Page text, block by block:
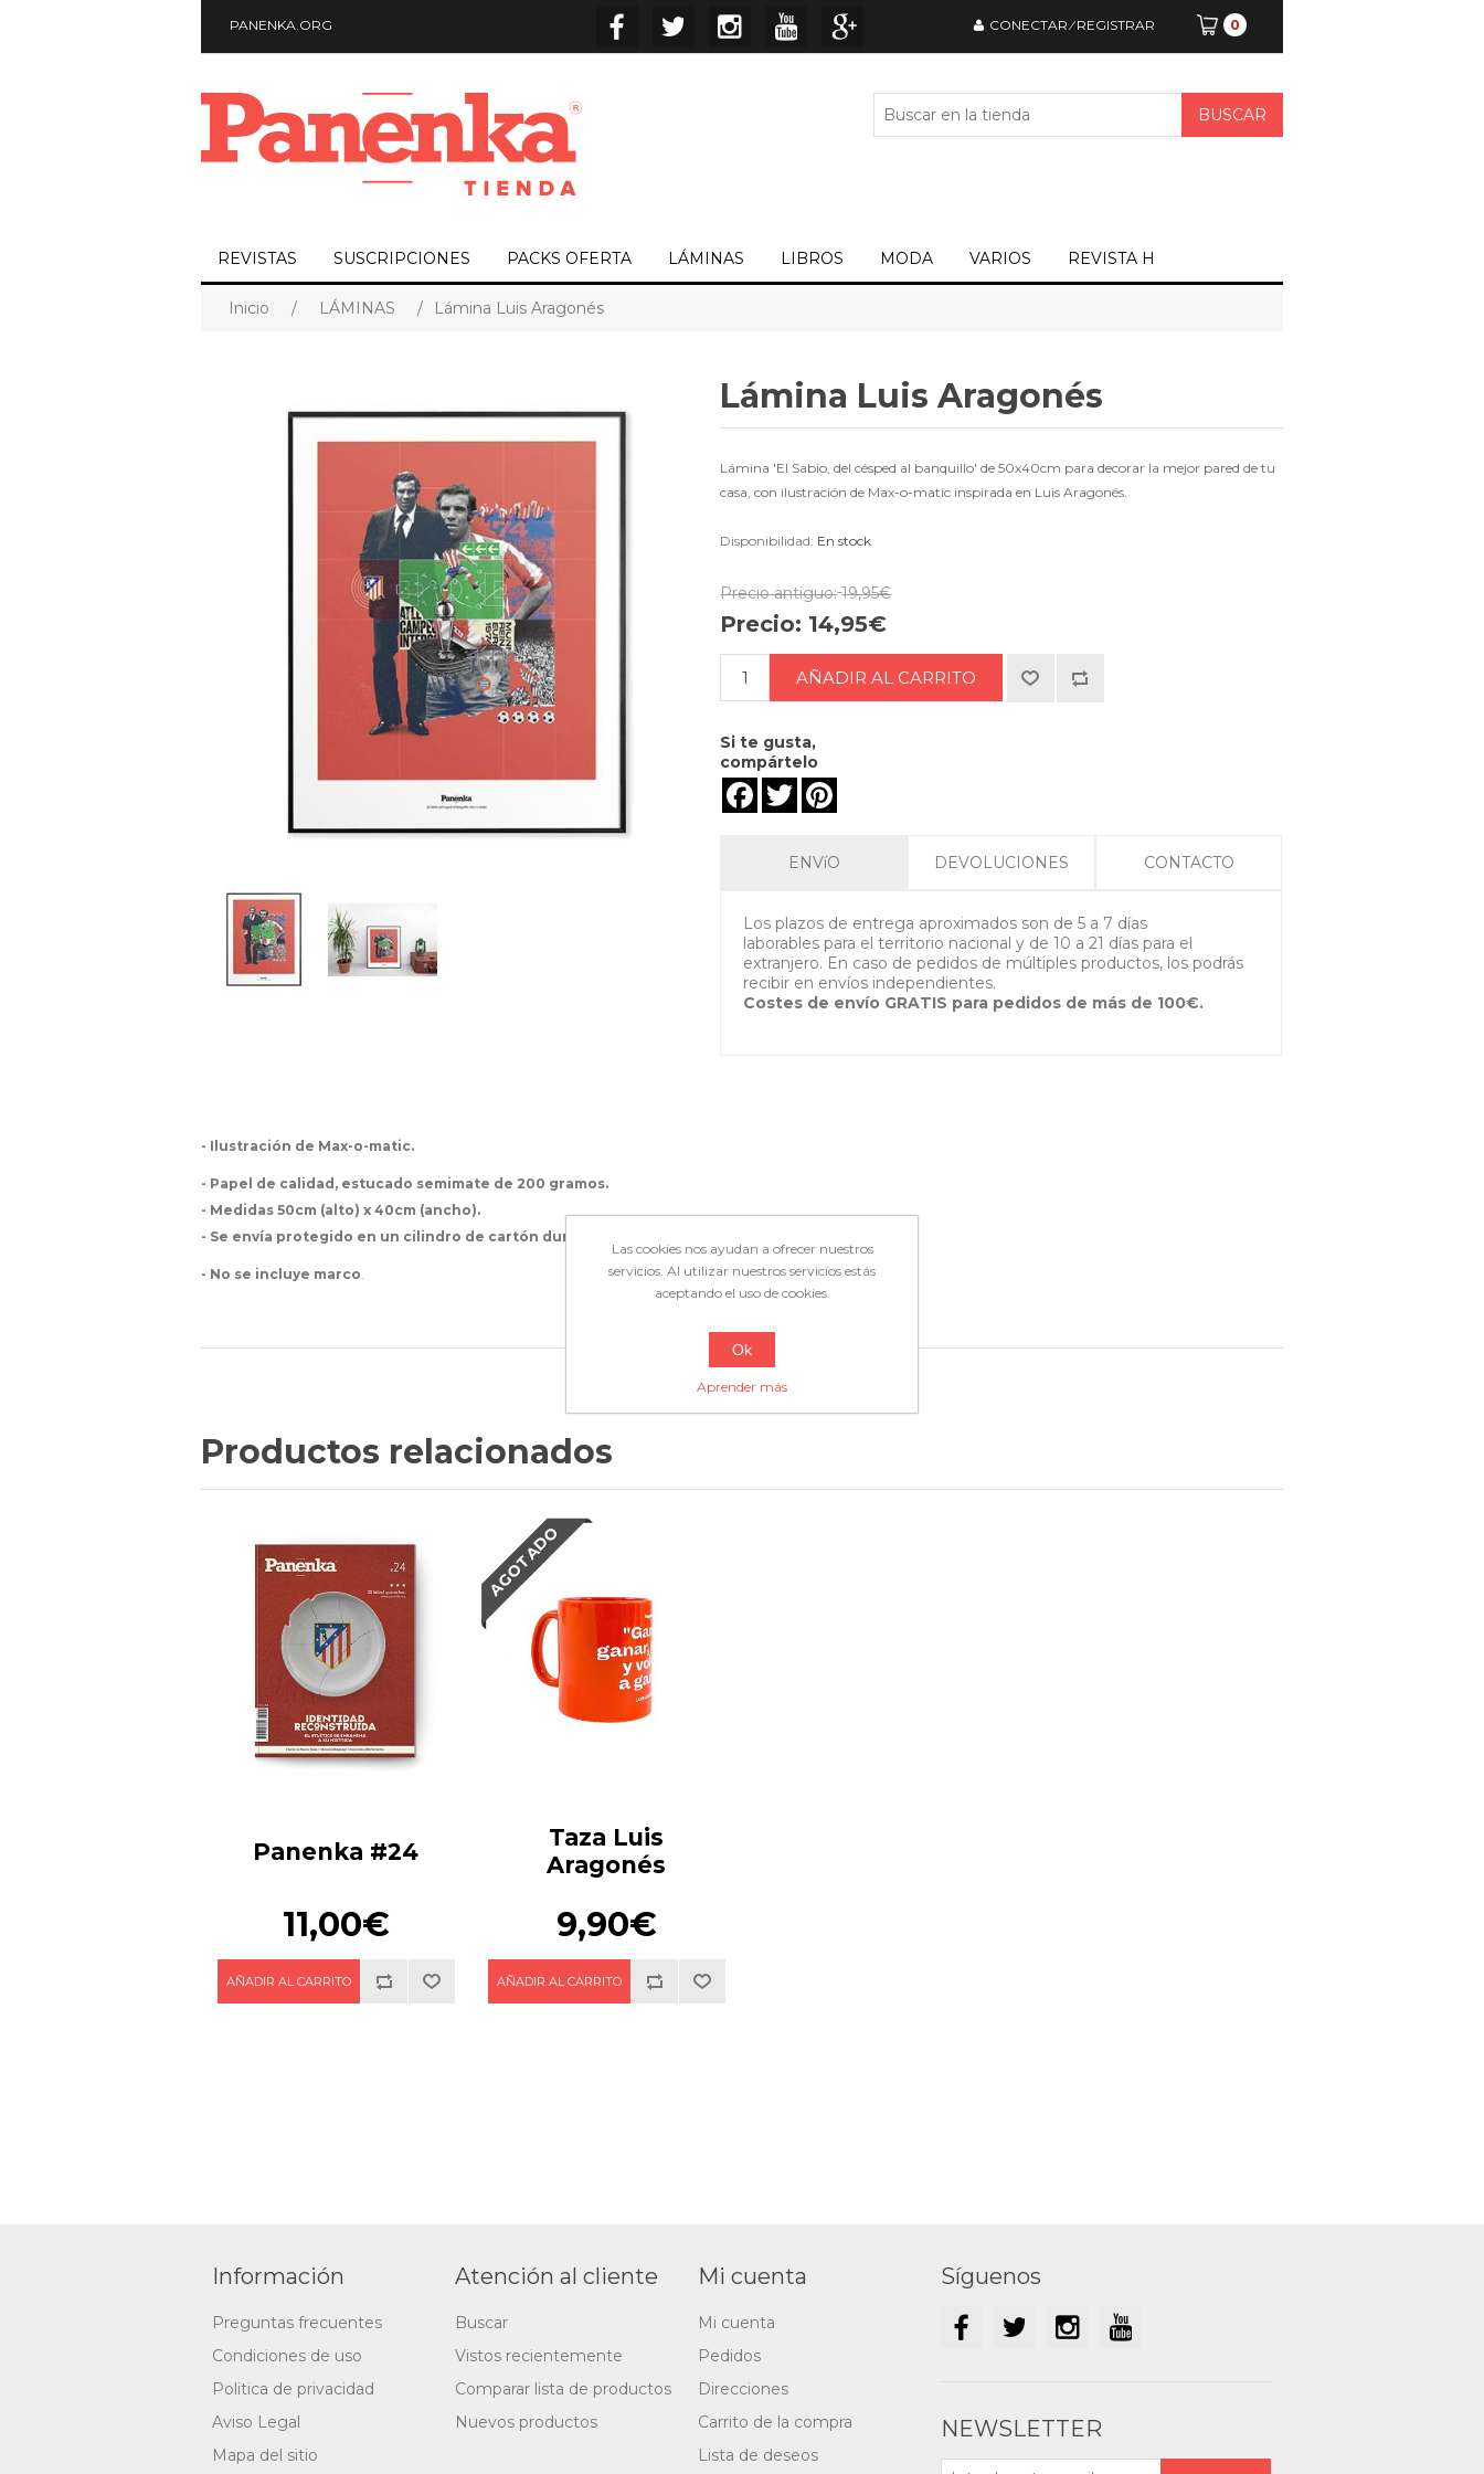
PANENKA.ORG CONECTAR⁄REGISTRAR 0
REVISTAS SUSCRIPCIONES PACKS OFERTA LÁMINAS LIBROS MODA VARIOS REVISTA H
Inicio / LÁMINAS / Lámina Luis Aragonés
Lámina Luis Aragonés
Lámina 'El Sabio, del césped al banquillo' de 50x40cm para decorar la mejor pared de tu
casa, con ilustración de Max-o-matic inspirada en Luis Aragonés.
Disponibilidad: En stock
Precio antiguo: 19,95€
Precio: 14,95€
Si te gusta,
compártelo
FacebookTwitter
ENVíO DEVOLUCIONES CONTACTO
Los plazos de entrega aproximados son de 5 a 7 días
laborables para el territorio nacional y de 10 a 21 días para el
extranjero. En caso de pedidos de múltiples productos, los podrás
recibir en envíos independientes.
Costes de envío GRATIS para pedidos de más de 100€.
- Ilustración de Max-o-matic.
- Papel de calidad, estucado semimate de 200 gramos.
- Medidas 50cm (alto) x 40cm (ancho).
- Se envía protegido en un cilindro de cartón duro
- No se incluye marco
Productos relacionados
Panenka #24
11,00€
AGOTADO
Taza Luis
Aragonés
9,90€
Información
Preguntas frecuentes
Condiciones de uso
Politica de privacidad
Aviso Legal
Mapa del sitio
Atención al cliente
Buscar
Vistos recientemente
Comparar lista de productos
Nuevos productos
Mi cuenta
Mi cuenta
Pedidos
Direcciones
Carrito de la compra
Lista de deseos
Síguenos
NEWSLETTER
Las cookies nos ayudan a ofrecer nuestros
servicios. Al utilizar nuestros servicios estás
aceptando el uso de cookies.
Ok
Aprender más